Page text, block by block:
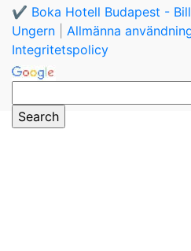
✔️ Boka Hotell Budapest -
Ungern
Allmänna
Integritetspolicy